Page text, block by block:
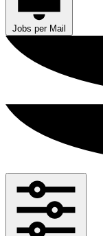
Jobs per Mail